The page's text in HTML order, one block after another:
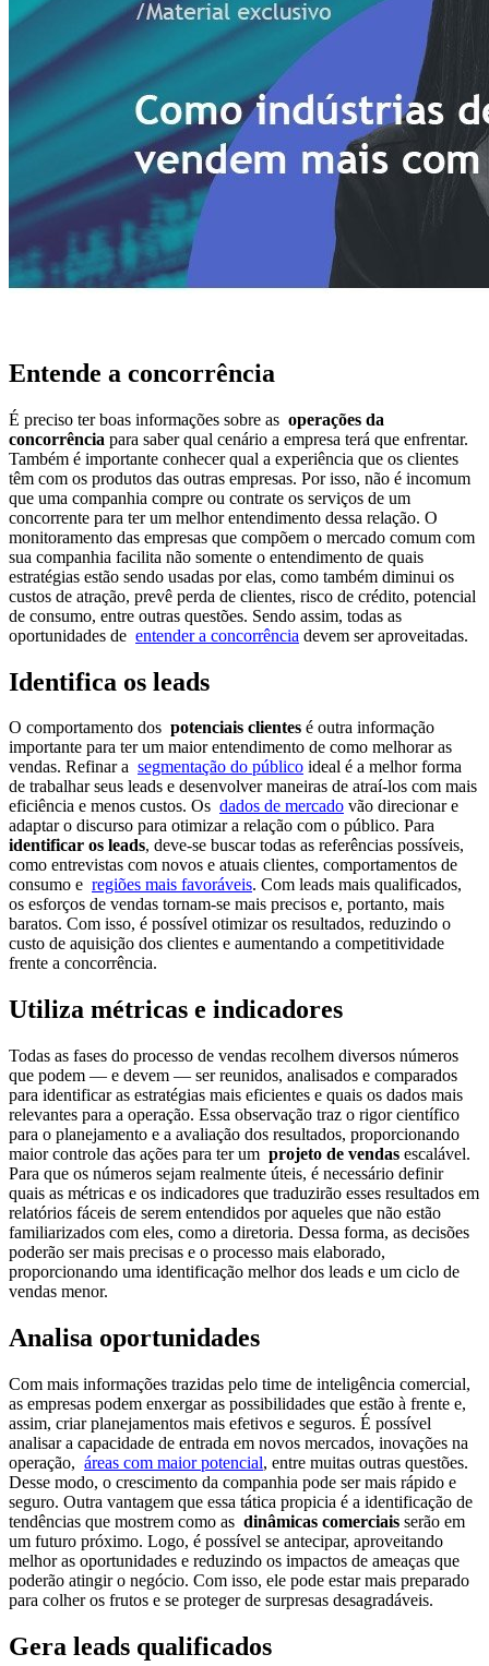
Entende a concorrência
É preciso ter boas informações sobre as operações da
concorrência para saber qual cenário a empresa terá que enfrentar.
Também é importante conhecer qual a experiência que os clientes
têm com os produtos das outras empresas. Por isso, não é incomum
que uma companhia compre ou contrate os serviços de um
concorrente para ter um melhor entendimento dessa relação. O
monitoramento das empresas que compõem o mercado comum com
sua companhia facilita não somente o entendimento de quais
estratégias estão sendo usadas por elas, como também diminui os
custos de atração, prevê perda de clientes, risco de crédito, potencial
de consumo, entre outras questões. Sendo assim, todas as
oportunidades de entender a concorrência devem ser aproveitadas.
Identifica os leads
O comportamento dos potenciais clientes é outra informação
importante para ter um maior entendimento de como melhorar as
vendas. Refinar a segmentação do público ideal é a melhor forma
de trabalhar seus leads e desenvolver maneiras de atraí-los com mais
eficiência e menos custos. Os dados de mercado vão direcionar e
adaptar o discurso para otimizar a relação com o público. Para
identificar os leads, deve-se buscar todas as referências possíveis,
como entrevistas com novos e atuais clientes, comportamentos de
consumo e regiões mais favoráveis. Com leads mais qualificados,
os esforços de vendas tornam-se mais precisos e, portanto, mais
baratos. Com isso, é possível otimizar os resultados, reduzindo o
custo de aquisição dos clientes e aumentando a competitividade
frente a concorrência.
Utiliza métricas e indicadores
Todas as fases do processo de vendas recolhem diversos números
que podem — e devem — ser reunidos, analisados e comparados
para identificar as estratégias mais eficientes e quais os dados mais
relevantes para a operação. Essa observação traz o rigor científico
para o planejamento e a avaliação dos resultados, proporcionando
maior controle das ações para ter um projeto de vendas escalável.
Para que os números sejam realmente úteis, é necessário definir
quais as métricas e os indicadores que traduzirão esses resultados em
relatórios fáceis de serem entendidos por aqueles que não estão
familiarizados com eles, como a diretoria. Dessa forma, as decisões
poderão ser mais precisas e o processo mais elaborado,
proporcionando uma identificação melhor dos leads e um ciclo de
vendas menor.
Analisa oportunidades
Com mais informações trazidas pelo time de inteligência comercial,
as empresas podem enxergar as possibilidades que estão à frente e,
assim, criar planejamentos mais efetivos e seguros. É possível
analisar a capacidade de entrada em novos mercados, inovações na
operação, áreas com maior potencial, entre muitas outras questões.
Desse modo, o crescimento da companhia pode ser mais rápido e
seguro. Outra vantagem que essa tática propicia é a identificação de
tendências que mostrem como as dinâmicas comerciais serão em
um futuro próximo. Logo, é possível se antecipar, aproveitando
melhor as oportunidades e reduzindo os impactos de ameaças que
poderão atingir o negócio. Com isso, ele pode estar mais preparado
para colher os frutos e se proteger de surpresas desagradáveis.
Gera leads qualificados